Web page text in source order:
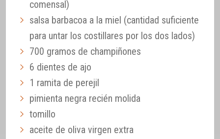
comensal)
salsa barbacoa a la miel (cantidad suficiente
para untar los costillares por los dos lados)
700 gramos de champiñones
6 dientes de ajo
1 ramita de perejil
pimienta negra recién molida
tomillo
aceite de oliva virgen extra